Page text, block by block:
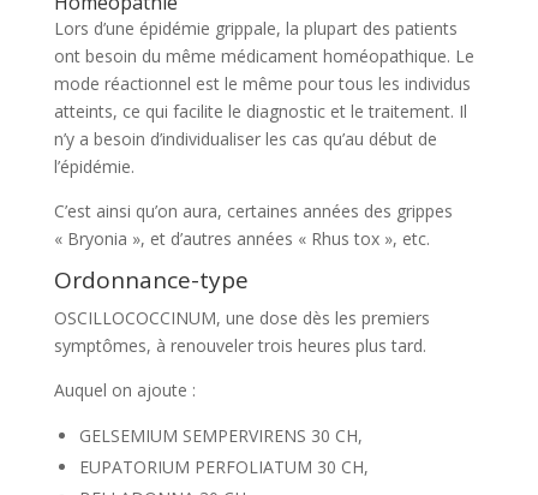
Lors d’une épidémie grippale, la plupart des patients
ont besoin du même médicament homéopathique. Le
mode réactionnel est le même pour tous les individus
atteints, ce qui facilite le diagnostic et le traitement. Il
n’y a besoin d’individualiser les cas qu’au début de
l’épidémie.
C’est ainsi qu’on aura, certaines années des grippes
« Bryonia », et d’autres années « Rhus tox », etc.
Ordonnance-type
OSCILLOCOCCINUM, une dose dès les premiers
symptômes, à renouveler trois heures plus tard.
Auquel on ajoute :
GELSEMIUM SEMPERVIRENS 30 CH,
EUPATORIUM PERFOLIATUM 30 CH,